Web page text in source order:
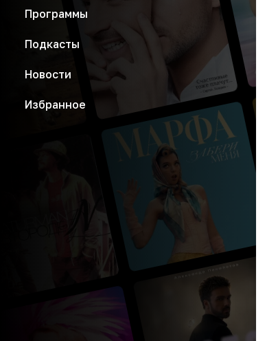
Программы
Подкасты
Новости
Избранное